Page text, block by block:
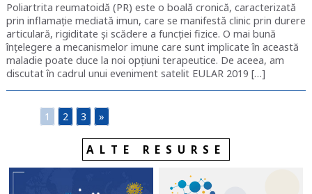
Poliartrita reumatoidă (PR) este o boală cronică, caracterizată
prin inflamație mediată imun, care se manifestă clinic prin durere
articulară, rigiditate și scădere a funcției fizice. O mai bună
înțelegere a mecanismelor imune care sunt implicate în această
maladie poate duce la noi opțiuni terapeutice. De aceea, am
discutat în cadrul unui eveniment satelit EULAR 2019 […]
1 2 3 »
ALTE RESURSE